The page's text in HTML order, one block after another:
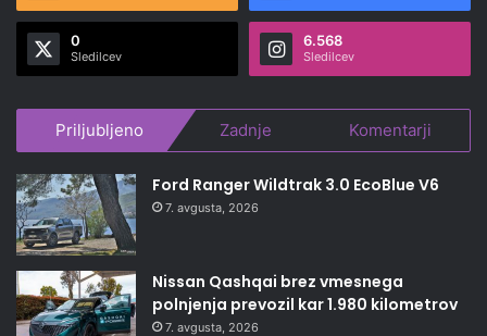
0
Sledilcev
6.568
Sledilcev
Priljubljeno Zadnje Komentarji
Ford Ranger Wildtrak 3.0 EcoBlue V6
7. avgusta, 2026
Nissan Qashqai brez vmesnega
polnjenja prevozil kar 1.980 kilometrov
7. avgusta, 2026